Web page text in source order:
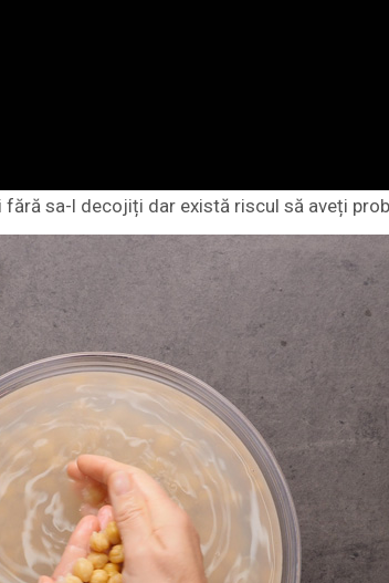
sa-l decojiți dar există riscul să aveți